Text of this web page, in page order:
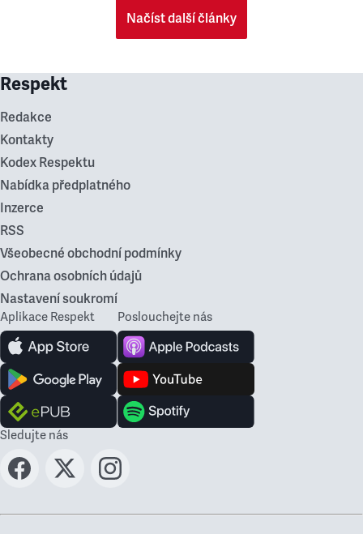
Načíst další články
Respekt
Redakce
Kontakty
Kodex Respektu
Nabídka předplatného
Inzerce
RSS
Všeobecné obchodní podmínky
Ochrana osobních údajů
Nastavení soukromí
Aplikace Respekt Poslouchejte nás
Sledujte nás